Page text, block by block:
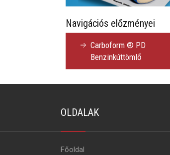
Navigációs előzményei
Carboform ® PD
Benzinkúttömlő
OLDALAK
Főoldal